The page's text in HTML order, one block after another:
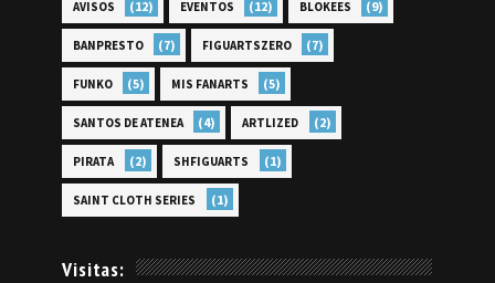
AVISOS (12) EVENTOS (12) BLOKEES (9)
BANPRESTO (7) FIGUARTSZERO (7)
FUNKO (5) MIS FANARTS (5)
SANTOS DE ATENEA (4) ARTLIZED (2)
PIRATA (2) SHFIGUARTS (1)
SAINT CLOTH SERIES (1)
Visitas: